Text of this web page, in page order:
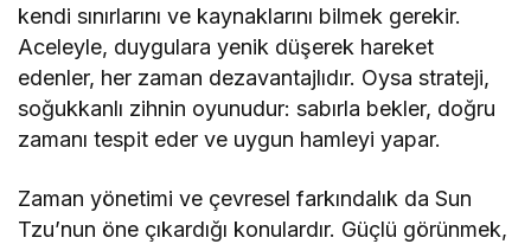
kendi sınırlarını ve kaynaklarını bilmek gerekir.
Aceleyle, duygulara yenik düşerek hareket
edenler, her zaman dezavantajlıdır. Oysa strateji,
soğukkanlı zihnin oyunudur: sabırla bekler, doğru
zamanı tespit eder ve uygun hamleyi yapar.
Zaman yönetimi ve çevresel farkındalık da Sun
Tzu’nun öne çıkardığı konulardır. Güçlü görünmek,